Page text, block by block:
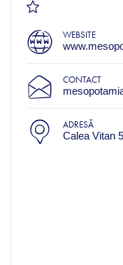
WEBSITE
CONTACT
ADRESĂ
Calea Vitan